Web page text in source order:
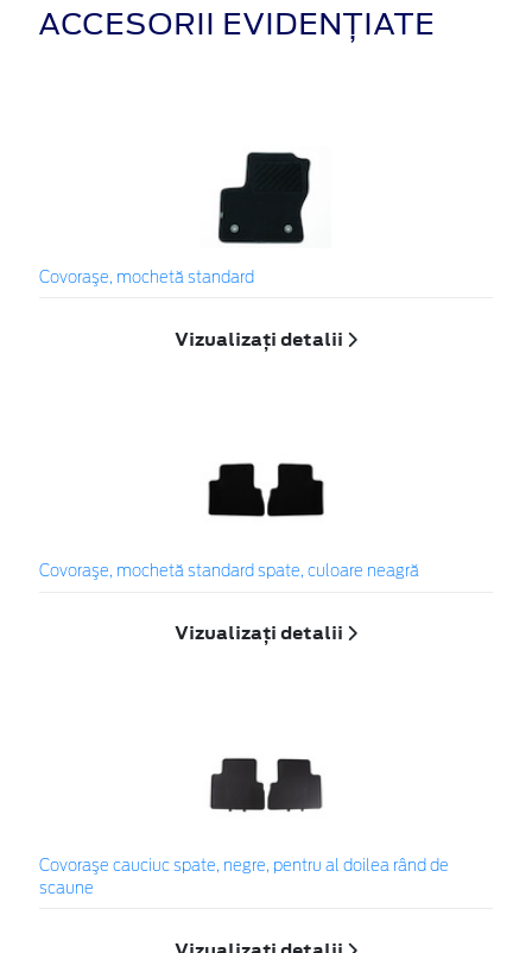
ACCESORII EVIDENȚIATE
Covoraşe, mochetă standard
Vizualizați detalii
Covoraşe, mochetă standard spate, culoare neagră
Vizualizați detalii
Covoraşe cauciuc spate, negre, pentru al doilea rând de
scaune